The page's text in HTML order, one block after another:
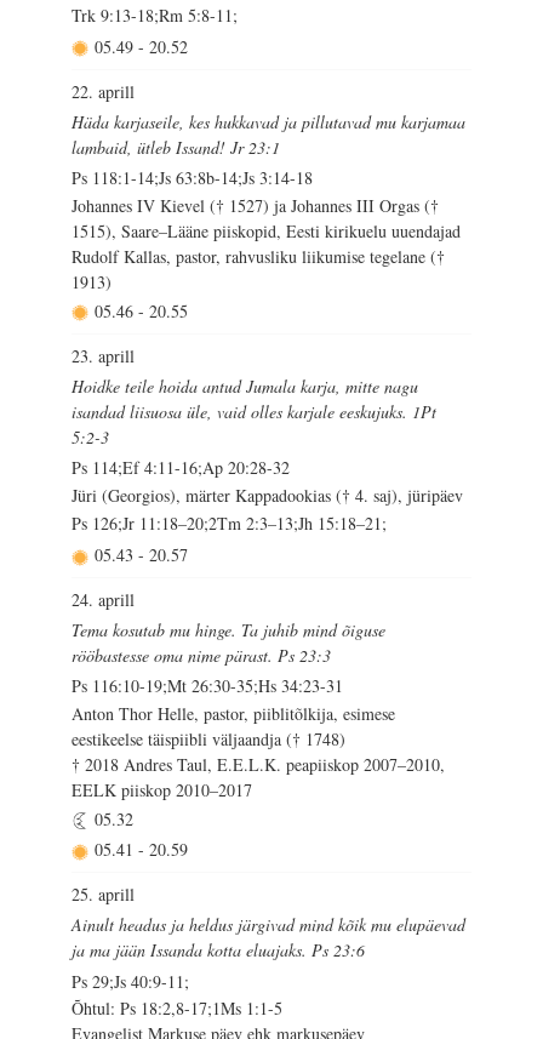
Trk 9:13-18;Rm 5:8-11;
05.49 - 20.52
22. aprill
Häda karjaseile, kes hukkavad ja pillutavad mu karjamaa
lambaid, ütleb Issand! Jr 23:1
Ps 118:1-14;Js 63:8b-14;Js 3:14-18
Johannes IV Kievel († 1527) ja Johannes III Orgas (†
1515), Saare–Lääne piiskopid, Eesti kirikuelu uuendajad
Rudolf Kallas, pastor, rahvusliku liikumise tegelane (†
1913)
05.46 - 20.55
23. aprill
Hoidke teile hoida antud Jumala karja, mitte nagu
isandad liisuosa üle, vaid olles karjale eeskujuks. 1Pt
5:2-3
Ps 114;Ef 4:11-16;Ap 20:28-32
Jüri (Georgios), märter Kappadookias († 4. saj), jüripäev
Ps 126;Jr 11:18–20;2Tm 2:3–13;Jh 15:18–21;
05.43 - 20.57
24. aprill
Tema kosutab mu hinge. Ta juhib mind õiguse
rööbastesse oma nime pärast. Ps 23:3
Ps 116:10-19;Mt 26:30-35;Hs 34:23-31
Anton Thor Helle, pastor, piiblitõlkija, esimese
eestikeelse täispiibli väljaandja († 1748)
† 2018 Andres Taul, E.E.L.K. peapiiskop 2007–2010,
EELK piiskop 2010–2017
05.32
05.41 - 20.59
25. aprill
Ainult headus ja heldus järgivad mind kõik mu elupäevad
ja ma jään Issanda kotta eluajaks. Ps 23:6
Ps 29;Js 40:9-11;
Õhtul: Ps 18:2,8-17;1Ms 1:1-5
Evangelist Markuse päev ehk markusepäev